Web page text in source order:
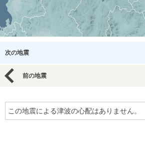
次の地震
前の地震
この地震による津波の心配はありません。